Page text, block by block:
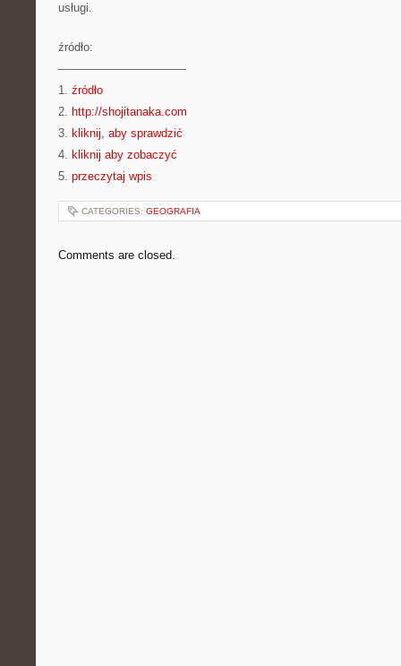
usługi.
źródło:
———————————
1. źródło
2. http://shojitanaka.com
3. kliknij, aby sprawdzić
4. kliknij aby zobaczyć
5. przeczytaj wpis
CATEGORIES: GEOGRAFIA
Comments are closed.